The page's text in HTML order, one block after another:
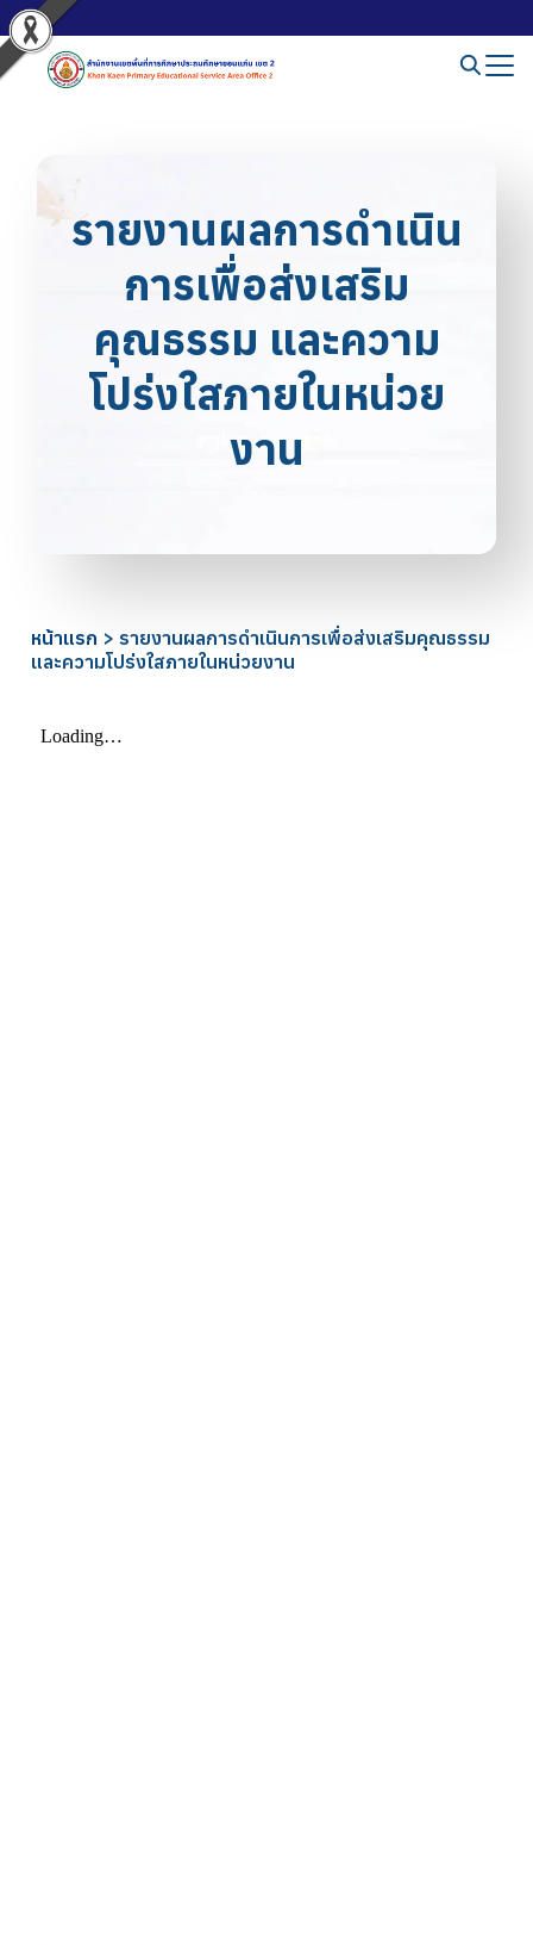
รายงานผลการดำเนิน
การเพื่อส่งเสริม
คุณธรรม และความ
โปร่งใสภายในหน่วย
งาน
หน้าแรก > รายงานผลการดำเนินการเพื่อส่งเสริมคุณธรรม
และความโปร่งใสภายในหน่วยงาน